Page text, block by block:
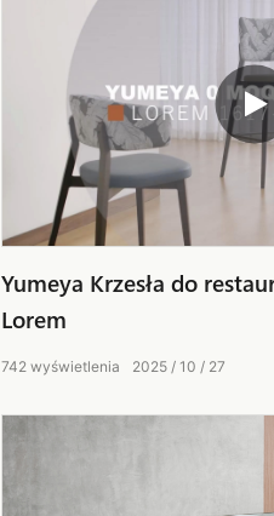
Yumeya Krzesła do
Lorem
2025 10 27
742 wyświetlenia